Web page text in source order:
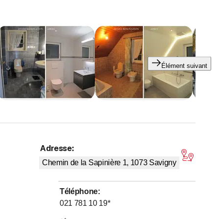
Élément suivant
sur 5 étoiles
Adresse:
Chemin de la Sapinière 1, 1073 Savigny
Téléphone:
021 781 10 19*